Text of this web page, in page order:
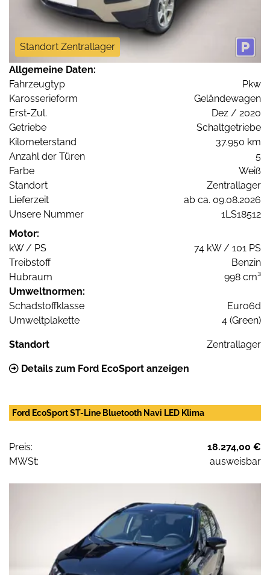
Standort Zentrallager
Allgemeine Daten:
Fahrzeugtyp
Pkw
Karosserieform
Geländewagen
Erst-Zul.
Dez / 2020
Getriebe
Schaltgetriebe
Kilometerstand
37.950 km
Anzahl der Türen
5
Farbe
Weiß
Standort
Zentrallager
Lieferzeit
ab ca. 09.08.2026
Unsere Nummer
1LS18512
Motor:
kW / PS
74 kW / 101 PS
Treibstoff
Benzin
Hubraum
998 cm³
Umweltnormen:
Schadstoffklasse
Euro6d
Umweltplakette
4 (Green)
Standort Zentrallager
Details zum Ford EcoSport anzeigen
Ford EcoSport ST-Line Bluetooth Navi LED Klima
Preis:
18.274,00 €
MWSt:
ausweisbar